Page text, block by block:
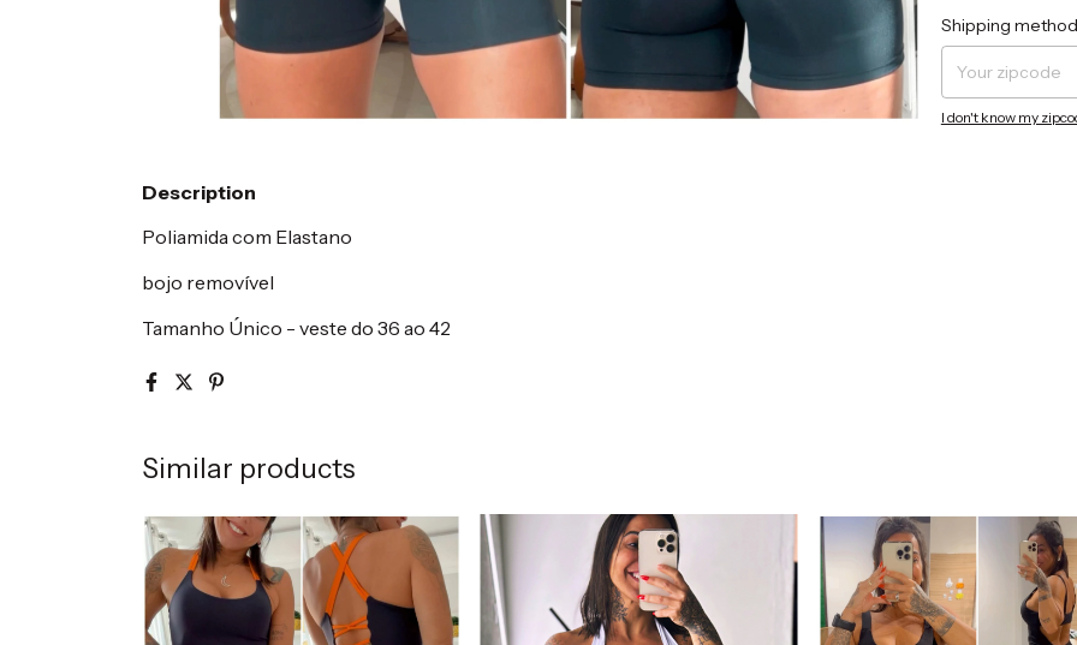
Shipping for zipcode:
Shipping
I don't know my
Description
Poliamida com Elastano
bojo removível
Tamanho Único - veste do 36 ao 42
Similar products